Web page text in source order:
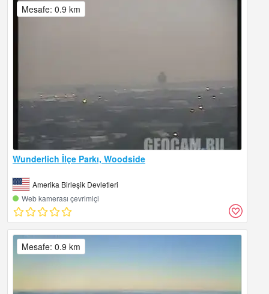
Wunderlich İlçe Parkı, Woodside
Amerika Birleşik Devletleri
Web kamerası çevrimiçi
Mesafe: 0.9 km
Mesafe: 0.9 km